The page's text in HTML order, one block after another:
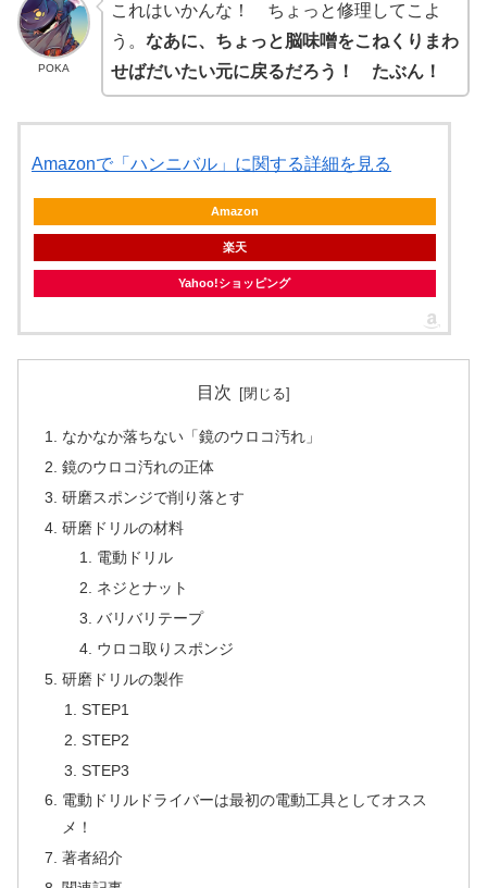
POKA
これはいかんな！ ちょっと修理してこよ
う。 なあに、ちょっと脳味噌をこねくりまわ
せばだいたい元に戻るだろう！ たぶん！
Amazonで「ハンニバル」に関する詳細を見る
Amazon
楽天
Yahoo!ショッピング
目次
なかなか落ちない「鏡のウロコ汚れ」
鏡のウロコ汚れの正体
研磨スポンジで削り落とす
研磨ドリルの材料
電動ドリル
ネジとナット
バリバリテープ
ウロコ取りスポンジ
研磨ドリルの製作
STEP1
STEP2
STEP3
電動ドリルドライバーは最初の電動工具としてオスス
メ！
著者紹介